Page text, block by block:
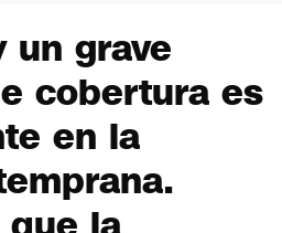
un grave
cobertura es
en la